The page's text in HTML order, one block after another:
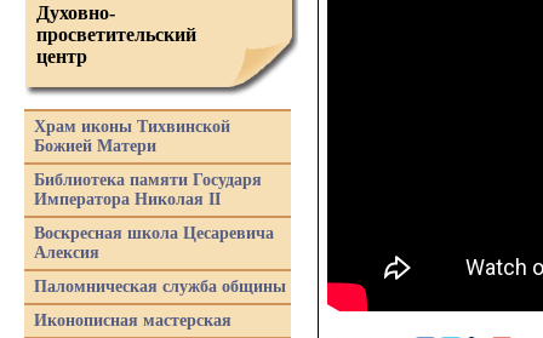
Духовно-
просветительский
центр
Храм иконы Тихвинской
Божией Матери
Библиотека памяти Государя
Императора Николая II
Воскресная школа Цесаревича
Алексия
Паломническая служба общины
Иконописная мастерская